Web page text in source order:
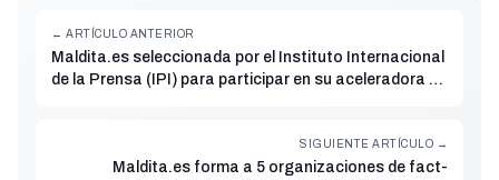
← ARTÍCULO ANTERIOR
Maldita.es seleccionada por el Instituto Internacional
de la Prensa (IPI) para participar en su aceleradora de
SIGUIENTE ARTÍCULO →
Maldita.es forma a 5 organizaciones de fact-